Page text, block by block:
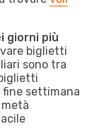
giorni più
biglietti
sono tra
fine settimana